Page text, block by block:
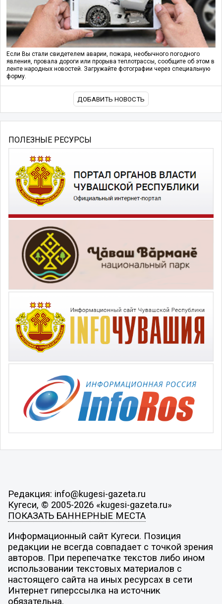
Если Вы стали свидетелем аварии, пожара, необычного погодного
явления, провала дороги или прорыва теплотрассы, сообщите об этом в
ленте народных новостей. Загружайте фотографии через специальную
форму.
ДОБАВИТЬ НОВОСТЬ
ПОЛЕЗНЫЕ РЕСУРСЫ
Редакция: info@kugesi-gazeta.ru
Кугеси, © 2005-2026 «kugesi-gazeta.ru»
ПОКАЗАТЬ БАННЕРНЫЕ МЕСТА
Информационный сайт Кугеси. Позиция
редакции не всегда совпадает с точкой зрения
авторов. При перепечатке текстов либо ином
использовании текстовых материалов с
настоящего сайта на иных ресурсах в сети
Интернет гиперссылка на источник
обязательна.